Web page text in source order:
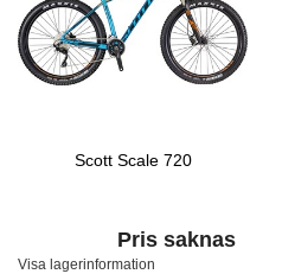
Scott Scale 720
Pris saknas
Visa lagerinformation